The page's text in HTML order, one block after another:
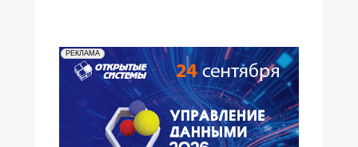
РЕКЛАМА